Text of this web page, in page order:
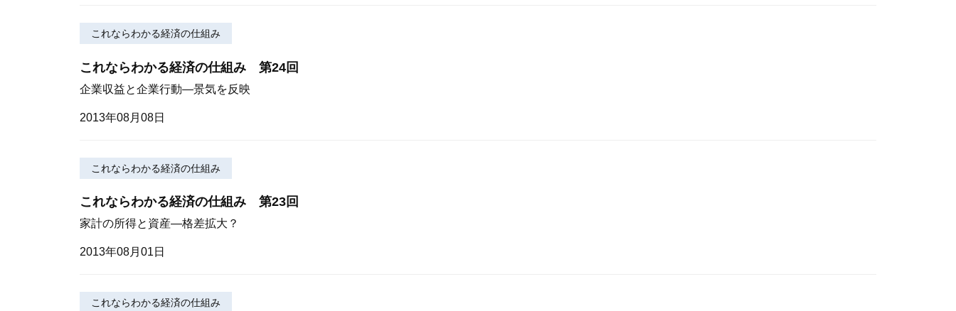
これならわかる経済の仕組み
これならわかる経済の仕組み 第24回
企業収益と企業行動—景気を反映
2013年08月08日
これならわかる経済の仕組み
これならわかる経済の仕組み 第23回
家計の所得と資産—格差拡大？
2013年08月01日
これならわかる経済の仕組み